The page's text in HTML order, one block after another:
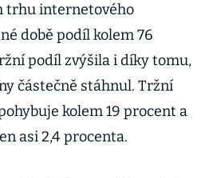
trhu internetového
době podíl kolem 76
podíl zvýšila i díky tomu,
částečně stáhnul. Tržní
kolem 19 procent a
asi 2,4 procenta.